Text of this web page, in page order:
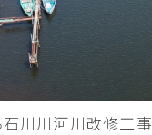
石川川河川改修工事